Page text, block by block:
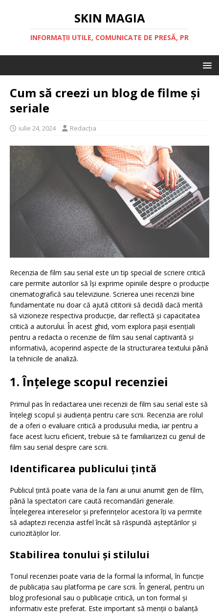
SKIN MAGIA
INFORMAȚII UTILE, COMUNICATE DE PRESĂ, PR
Cum să creezi un blog de filme și
seriale
iulie 24, 2024 Redacția
Recenzia de film sau serial este un tip special de scriere critică
care permite autorilor să își exprime opiniile despre o producție
cinematografică sau televiziune. Scrierea unei recenzii bine
fundamentate nu doar că ajută cititorii să decidă dacă merită
să vizioneze respectiva producție, dar reflectă și capacitatea
critică a autorului. În acest ghid, vom explora pașii esențiali
pentru a redacta o recenzie de film sau serial captivantă și
informativă, acoperind aspecte de la structurarea textului până
la tehnicile de analiză.
1. Înțelege scopul recenziei
Primul pas în redactarea unei recenzii de film sau serial este să
înțelegi scopul și audiența pentru care scrii. Recenzia are rolul
de a oferi o evaluare critică a produsului media, iar pentru a
face acest lucru eficient, trebuie să te familiarizezi cu genul de
film sau serial despre care scrii.
Identificarea publicului țintă
Publicul țintă poate varia de la fani ai unui anumit gen de film,
până la spectatori care caută recomandări generale.
Înțelegerea intereselor și preferințelor acestora îți va permite
să adaptezi recenzia astfel încât să răspundă așteptărilor și
curiozităților lor.
Stabilirea tonului și stilului
Tonul recenziei poate varia de la formal la informal, în funcție
de publicația sau platforma pe care scrii. În general, pentru un
blog profesional sau o publicație critică, un ton formal și
informativ este preferat. Este important să menții o balanță